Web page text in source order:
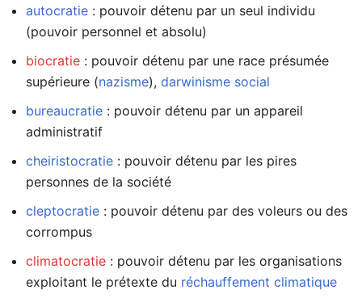
autocratie : pouvoir détenu par un seul individu
(pouvoir personnel et absolu)
biocratie : pouvoir détenu par une race présumée
supérieure (nazisme), darwinisme social
bureaucratie : pouvoir détenu par un appareil
administratif
cheiristocratie : pouvoir détenu par les pires
personnes de la société
cleptocratie : pouvoir détenu par des voleurs ou des
corrompus
climatocratie : pouvoir détenu par les organisations
exploitant le prétexte du réchauffement climatique